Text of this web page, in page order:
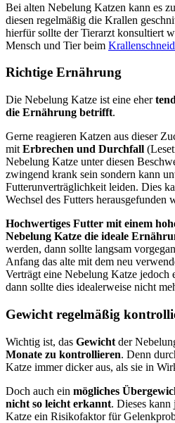
Bei alten Nebelung Katzen kann es
diesen regelmäßig die Krallen
hierfür sollte der Tierarzt konsultiert
Mensch und Tier beim
Richtige Ernährung
Die Nebelung Katze ist eine eher
die Ernährung betrifft.
Gerne reagieren Katzen aus dieser
mit Erbrechen und Durchfall
Nebelung Katze unter diesen
zwingend krank sein sondern kann
Futterunverträglichkeit leiden. Dies
Wechsel des Futters herausgefunden
Hochwertiges Futter mit einem
Nebelung Katze die ideale
werden, dann sollte langsam
Anfang das alte mit dem neu
Verträgt eine Nebelung Katze jedoch
dann sollte dies idealerweise nicht
Gewicht regelmäßig
Wichtig ist, das Gewicht der
Monate zu kontrollieren. Denn
Katze immer dicker aus, als sie in
Doch auch ein mögliches
nicht so leicht erkannt. Dieses
Katze ein Risikofaktor für